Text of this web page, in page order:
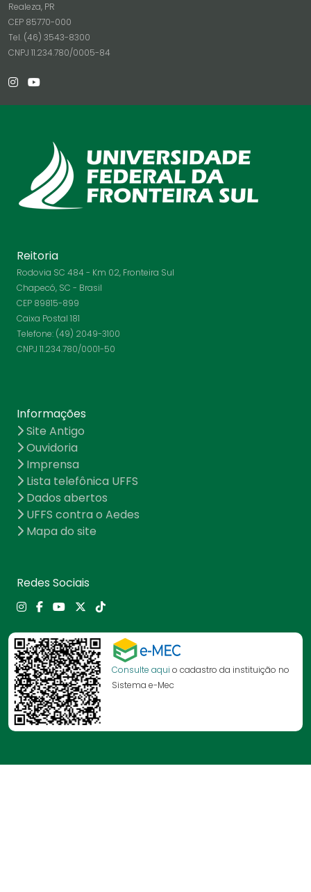
Realeza, PR
CEP 85770-000
Tel. (46) 3543-8300
CNPJ 11.234.780/0005-84
Reitoria
Rodovia SC 484 - Km 02, Fronteira Sul
Chapecó, SC - Brasil
CEP 89815-899
Caixa Postal 181
Telefone: (49) 2049-3100
CNPJ 11.234.780/0001-50
Informações
Site Antigo
Ouvidoria
Imprensa
Lista telefônica UFFS
Dados abertos
UFFS contra o Aedes
Mapa do site
Redes Sociais
Consulte aqui o cadastro da instituição no
Sistema e-Mec